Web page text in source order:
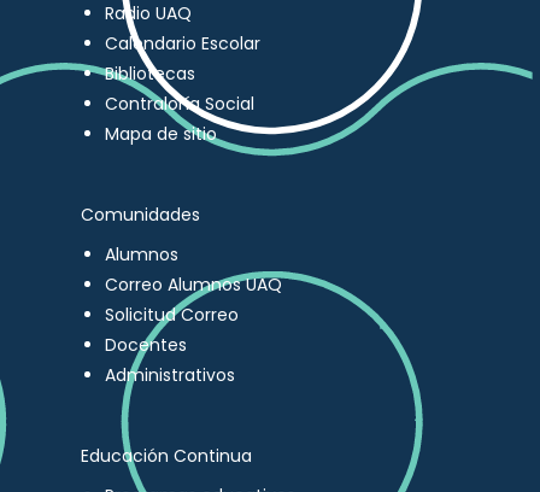
Radio UAQ
Calendario Escolar
Bibliotecas
Contraloría Social
Mapa de sitio
Comunidades
Alumnos
Correo Alumnos UAQ
Solicitud Correo
Docentes
Administrativos
Educación Continua